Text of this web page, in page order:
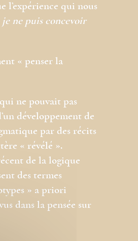
l’expérience qui nous
je ne puis concevoir
« penser la
ne pouvait pas
développement de
par des récits
« révélé ».
de la logique
des termes
» a priori
dans la pensée sur